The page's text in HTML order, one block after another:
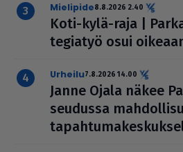
mielipide8.8.2026 2.40
Koti-kylä-raja |
te­gi­a­työ osui
urheilu7.8.2026 14.00
Janne Ojala näkee
seu­dussa